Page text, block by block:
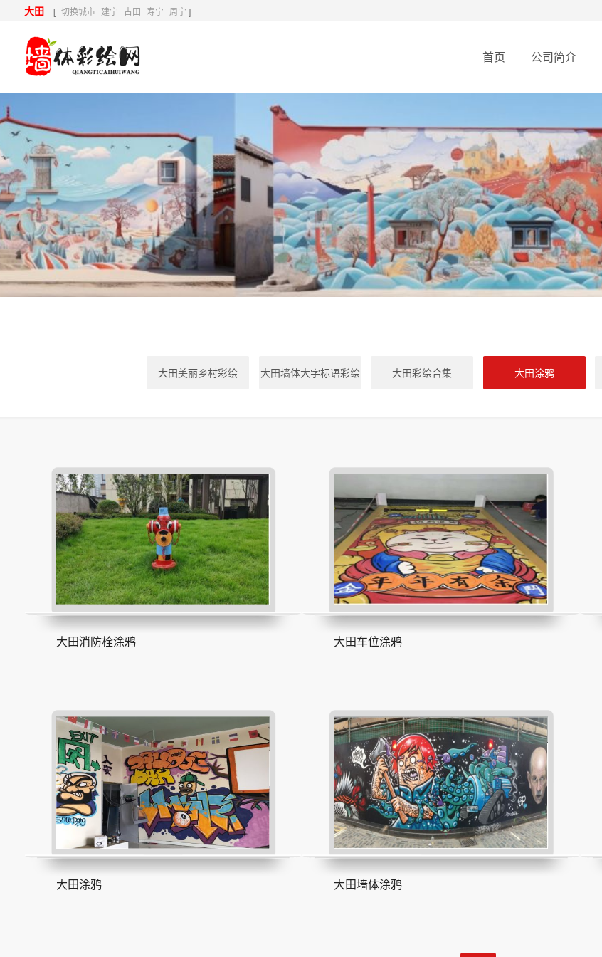
大田 [ 切换城市 建宁 古田 寿宁 周宁 ]
首页 公司简介
大田美丽乡村彩绘 大田墙体大字标语彩绘 大田彩绘合集 大田涂鸦
大田消防栓涂鸦 大田车位涂鸦
大田涂鸦 大田墙体涂鸦